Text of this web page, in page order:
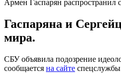
Армен Гаспарян
Гаспаряна и
мира.
СБУ объявила подозрение
сообщается на сайте